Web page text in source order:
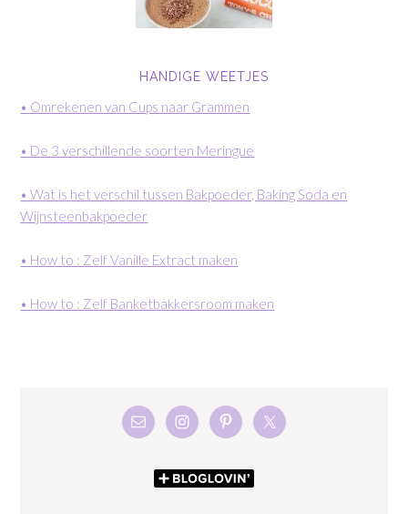
HANDIGE WEETJES
• Omrekenen van Cups naar Grammen
• De 3 verschillende soorten Meringue
• Wat is het verschil tussen Bakpoeder, Baking Soda en
Wijnsteenbakpoeder
• How to : Zelf Vanille Extract maken
• How to : Zelf Banketbakkersroom maken